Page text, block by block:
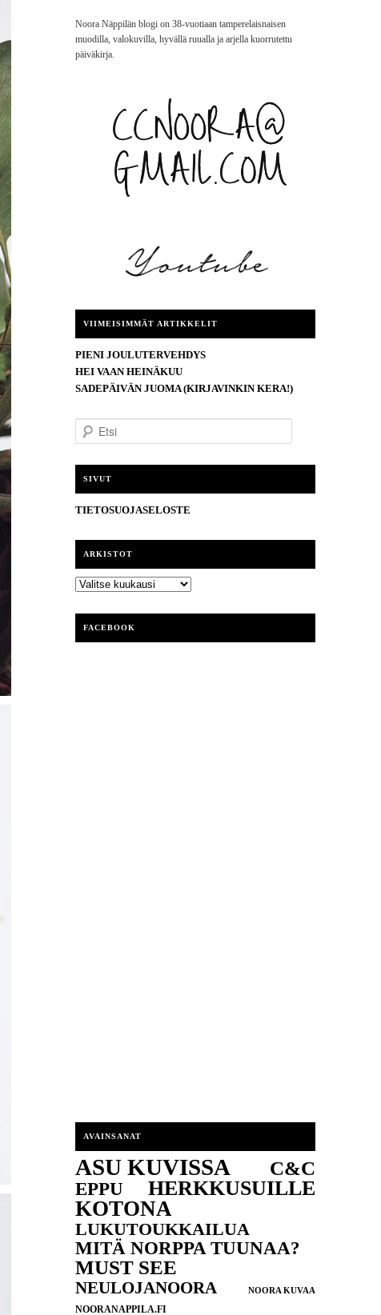
Noora Näppilän blogi on 38-vuotiaan tamperelaisnaisen
muodilla, valokuvilla, hyvällä ruualla ja arjella kuorrutettu
päiväkirja.
VIIMEISIMMÄT ARTIKKELIT
PIENI JOULUTERVEHDYS
HEI VAAN HEINÄKUU
SADEPÄIVÄN JUOMA (KIRJAVINKIN KERA!)
t
SIVUT
TIETOSUOJASELOSTE
ARKISTOT
ARKISTOT
FACEBOOK
AVAINSANAT
ASU KUVISSA C&C
EPPU HERKKUSUILLE
KOTONA
LUKUTOUKKAILUA
MITÄ NORPPA TUUNAA?
MUST SEE
NEULOJANOORA NOORA KUVAA
NOORANAPPILA.FI